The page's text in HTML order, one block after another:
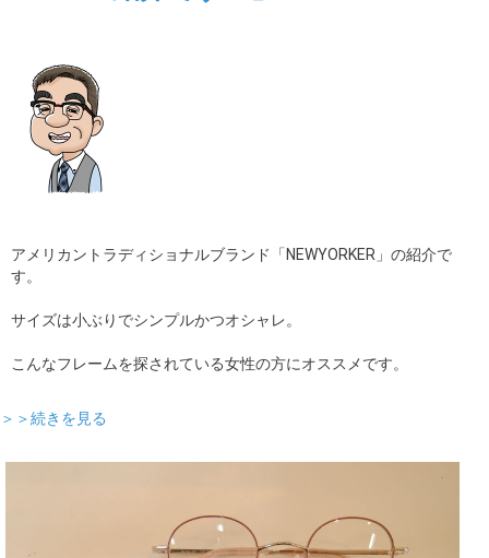
アメリカントラディショナルブランド「NEWYORKER」の紹介で
す。
サイズは小ぶりでシンプルかつオシャレ。
こんなフレームを探されている女性の方にオススメです。
＞＞続きを見る